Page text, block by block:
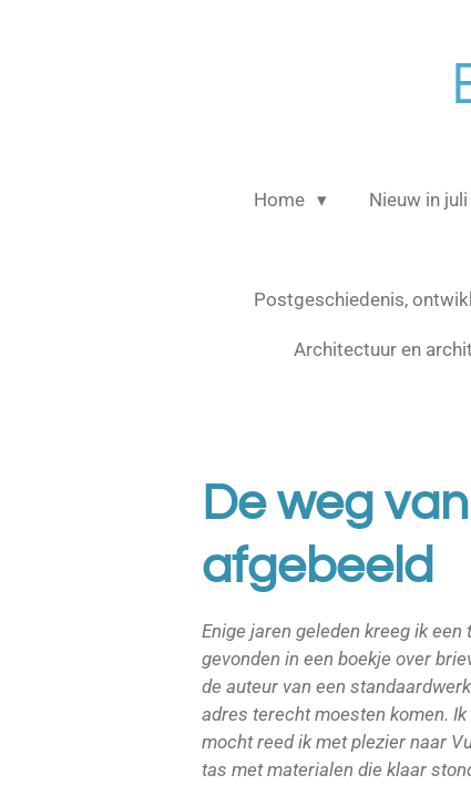
Home Nieuw in
Postgeschiedenis,
Architectuur en
De weg
afgebeeld
Enige jaren geleden kreeg ik
gevonden in een boekje over
de auteur van een
adres terecht moesten komen.
mocht reed ik met plezier naar
tas met materialen die klaar